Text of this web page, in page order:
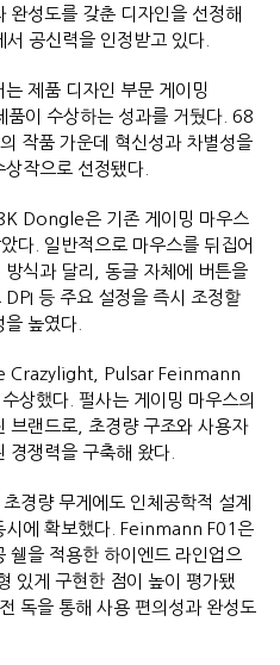
완성도를 갖춘 디자인을 선정해
서 공신력을 인정받고 있다.
제품 디자인 부문 게이밍
품이 수상하는 성과를 거뒀다. 68
작품 가운데 혁신성과 차별성을
상작으로 선정됐다.
Dongle은 기존 게이밍 마우스
다. 일반적으로 마우스를 뒤집어
식과 달리, 동글 자체에 버튼을
등 주요 설정을 즉시 조정할
을 높였다.
Crazylight, Pulsar Feinmann
상했다. 펄사는 게이밍 마우스의
브랜드로, 초경량 구조와 사용자
경쟁력을 구축해 왔다.
경량 무게에도 인체공학적 설계
시에 확보했다. Feinmann F01은
쉘을 적용한 하이엔드 라인업으
있게 구현한 점이 높이 평가됐
독을 통해 사용 편의성과 완성도